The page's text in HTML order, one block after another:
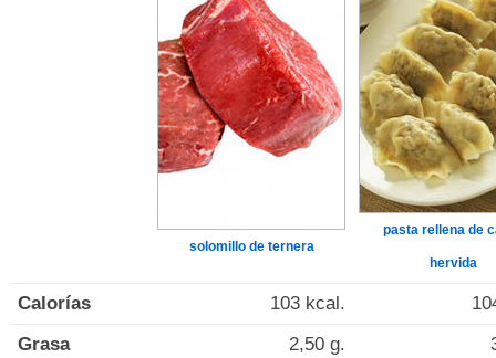
solomillo de ternera
pasta rellena de
hervida
Calorías 103 kcal.
Grasa
2,50 g.